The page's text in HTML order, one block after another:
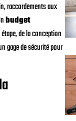
raccordements aux
budget
de la conception
gage de sécurité pour